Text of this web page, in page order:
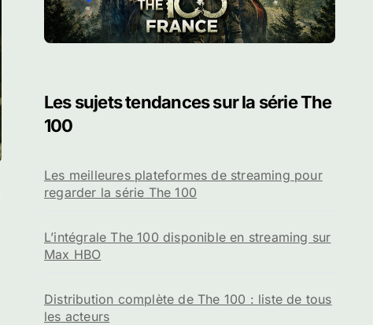
Les sujets tendances sur la série The
100
Les meilleures plateformes de streaming pour
regarder la série The 100
L’intégrale The 100 disponible en streaming sur
Max HBO
Distribution complète de The 100 : liste de tous
les acteurs